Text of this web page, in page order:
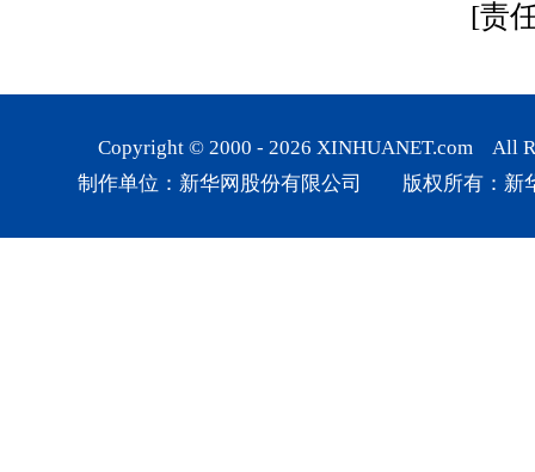
[责
Copyright © 2000 - 2026 XINHUANET.com All
制作单位：新华网股份有限公司 版权所有：新